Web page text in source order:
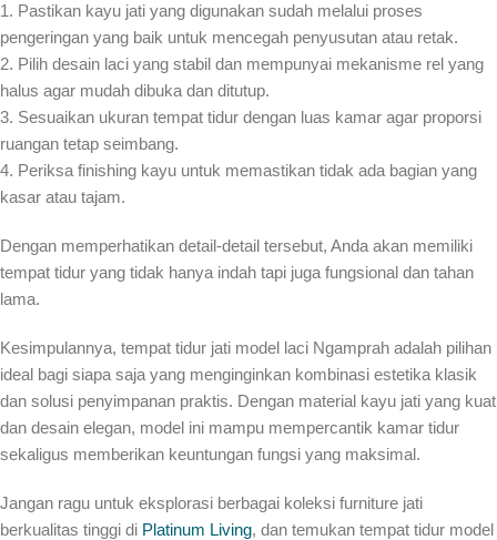
1. Pastikan kayu jati yang digunakan sudah melalui proses
pengeringan yang baik untuk mencegah penyusutan atau retak.
2. Pilih desain laci yang stabil dan mempunyai mekanisme rel yang
halus agar mudah dibuka dan ditutup.
3. Sesuaikan ukuran tempat tidur dengan luas kamar agar proporsi
ruangan tetap seimbang.
4. Periksa finishing kayu untuk memastikan tidak ada bagian yang
kasar atau tajam.
Dengan memperhatikan detail-detail tersebut, Anda akan memiliki
tempat tidur yang tidak hanya indah tapi juga fungsional dan tahan
lama.
Kesimpulannya, tempat tidur jati model laci Ngamprah adalah pilihan
ideal bagi siapa saja yang menginginkan kombinasi estetika klasik
dan solusi penyimpanan praktis. Dengan material kayu jati yang kuat
dan desain elegan, model ini mampu mempercantik kamar tidur
sekaligus memberikan keuntungan fungsi yang maksimal.
Jangan ragu untuk eksplorasi berbagai koleksi furniture jati
berkualitas tinggi di Platinum Living, dan temukan tempat tidur model